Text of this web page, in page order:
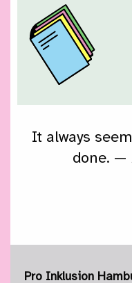
It always
done. —
Pro Inklusion